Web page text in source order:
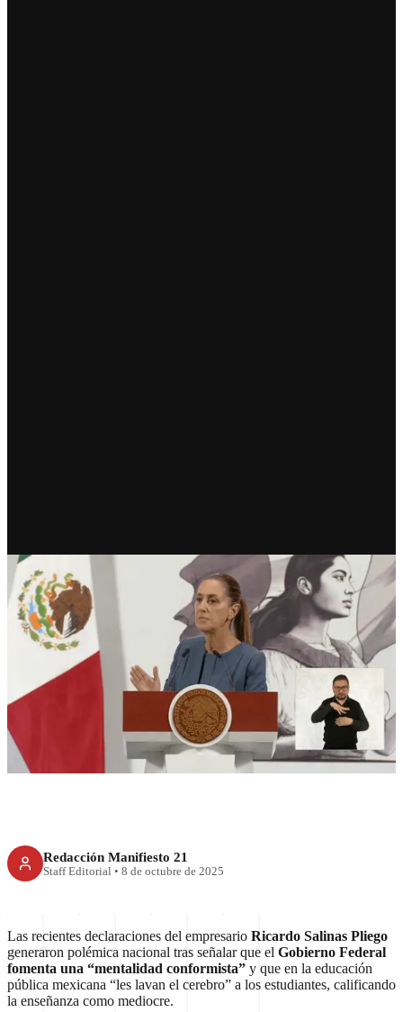
RECIENTE
Sheinbaum responde a Salinas
Pliego: “El pueblo trabaja más
que todos ellos”
Redacción Manifiesto 21
Staff Editorial • 8 de octubre de 2025
Las recientes declaraciones del empresario Ricardo Salinas Pliego
generaron polémica nacional tras señalar que el Gobierno Federal
fomenta una “mentalidad conformista” y que en la educación
pública mexicana “les lavan el cerebro” a los estudiantes, calificando
la enseñanza como mediocre.